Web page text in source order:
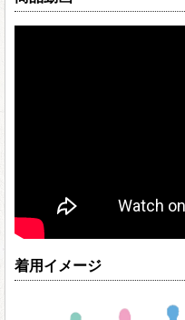
着用イメージ